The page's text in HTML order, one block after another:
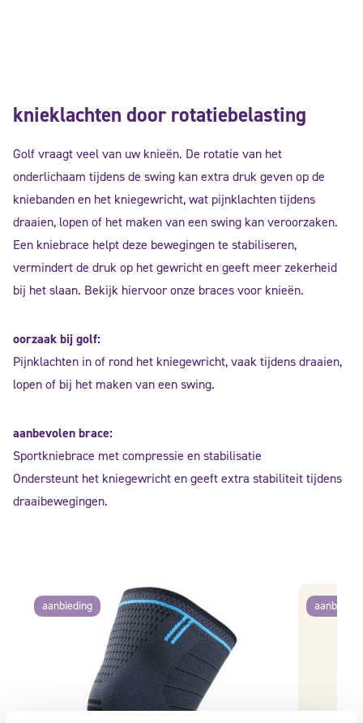
knieklachten door rotatiebelasting
Golf vraagt veel van uw knieën. De rotatie van het
onderlichaam tijdens de swing kan extra druk geven op de
kniebanden en het kniegewricht, wat pijnklachten tijdens
draaien, lopen of het maken van een swing kan veroorzaken.
Een kniebrace helpt deze bewegingen te stabiliseren,
vermindert de druk op het gewricht en geeft meer zekerheid
bij het slaan. Bekijk hiervoor onze braces voor knieën.
oorzaak bij golf:
Pijnklachten in of rond het kniegewricht, vaak tijdens draaien,
lopen of bij het maken van een swing.
aanbevolen brace:
Sportkniebrace met compressie en stabilisatie
Ondersteunt het kniegewricht en geeft extra stabiliteit tijdens
draaibewegingen.
aanbieding